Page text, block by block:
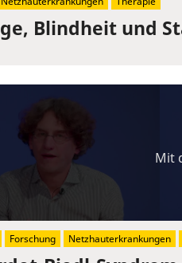
Blindheit und
Mit
Forschung Netzhauterkrankungen